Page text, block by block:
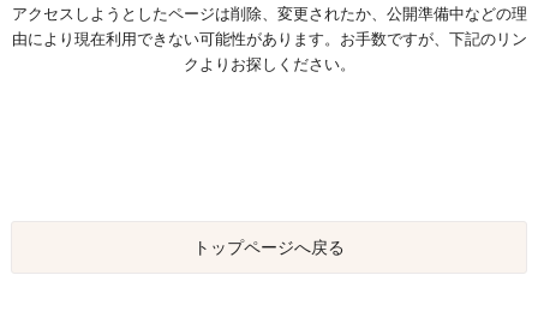
アクセスしようとしたページは削除、変更されたか、公開準備中などの理
由により現在利用できない可能性があります。お手数ですが、下記のリン
クよりお探しください。
トップページへ戻る